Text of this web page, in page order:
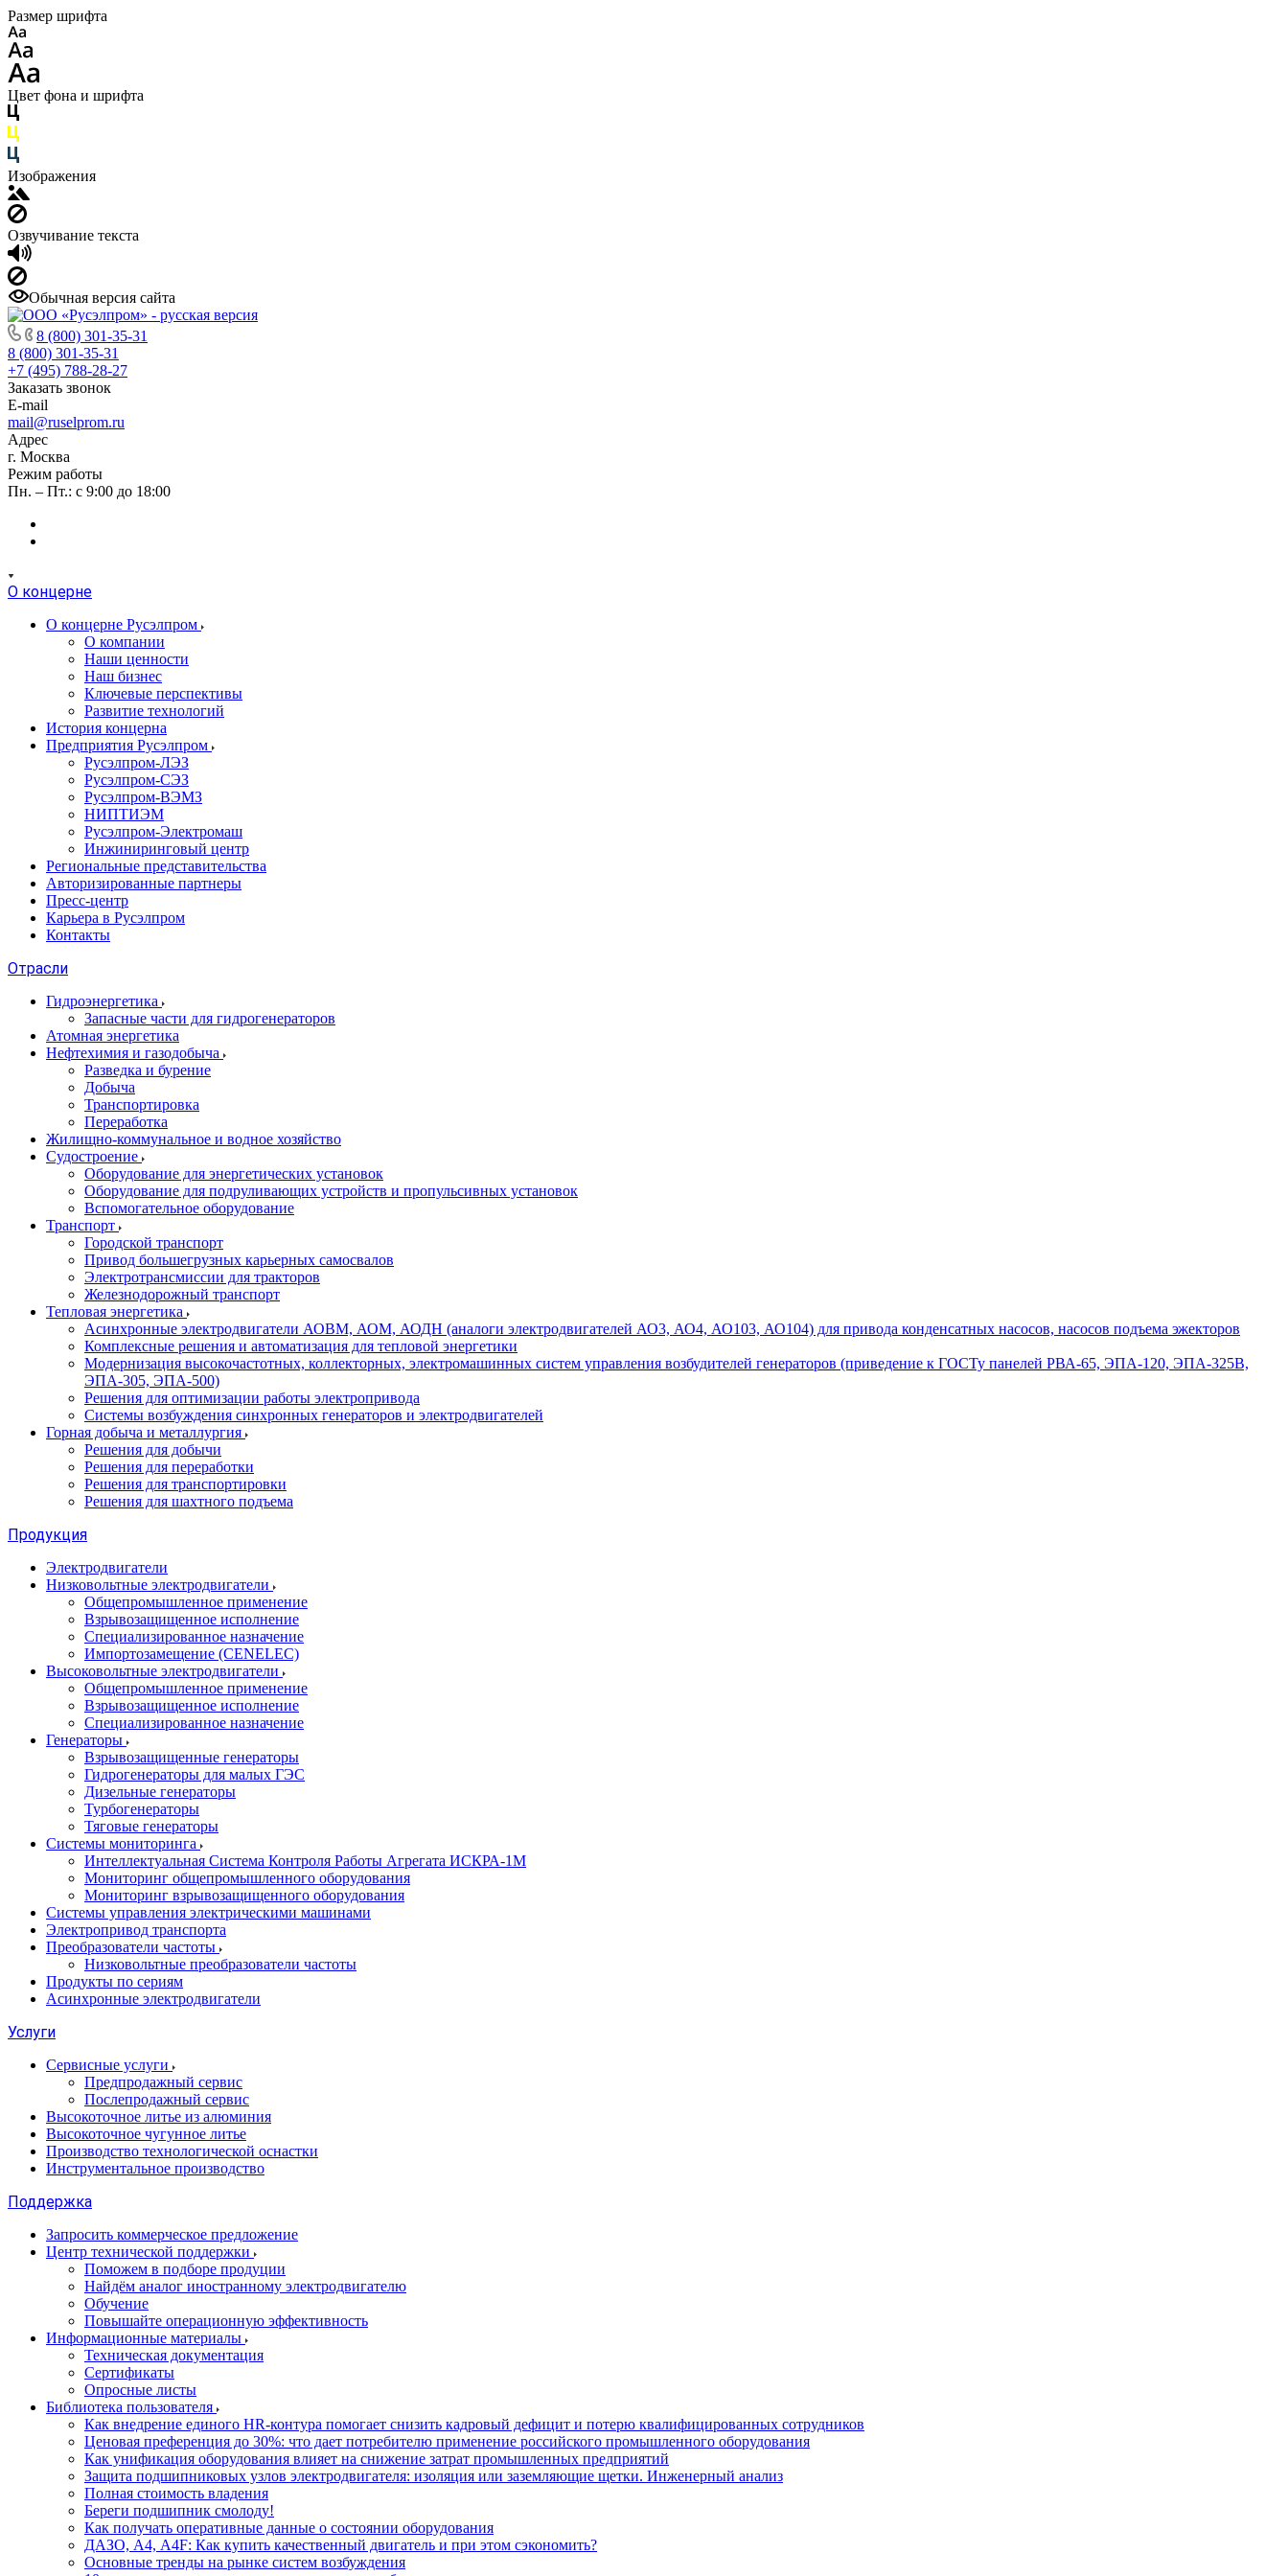
Размер шрифта
Цвет фона и шрифта
Изображения
Озвучивание текста
Обычная версия сайта
8 (800) 301-35-31
8 (800) 301-35-31
+7 (495) 788-28-27
Заказать звонок
E-mail
mail@ruselprom.ru
Адрес
г. Москва
Режим работы
Пн. – Пт.: с 9:00 до 18:00
О концерне
О концерне Русэлпром
О компании
Наши ценности
Наш бизнес
Ключевые перспективы
Развитие технологий
История концерна
Предприятия Русэлпром
Русэлпром-ЛЭЗ
Русэлпром-СЭЗ
Русэлпром-ВЭМЗ
НИПТИЭМ
Русэлпром-Электромаш
Инжиниринговый центр
Региональные представительства
Авторизированные партнеры
Пресс-центр
Карьера в Русэлпром
Контакты
Отрасли
Гидроэнергетика
Запасные части для гидрогенераторов
Атомная энергетика
Нефтехимия и газодобыча
Разведка и бурение
Добыча
Транспортировка
Переработка
Жилищно-коммунальное и водное хозяйство
Судостроение
Оборудование для энергетических установок
Оборудование для подруливающих устройств и пропульсивных установок
Вспомогательное оборудование
Транспорт
Городской транспорт
Привод большегрузных карьерных самосвалов
Электротрансмиссии для тракторов
Железнодорожный транспорт
Тепловая энергетика
Асинхронные электродвигатели АОВМ, АОМ, АОДН (аналоги электродвигателей АО3, АО4, АО103, АО104) для привода конденсатных насосов, насосов подъема эжекторов
Комплексные решения и автоматизация для тепловой энергетики
Модернизация высокочастотных, коллекторных, электромашинных систем управления возбудителей генераторов (приведение к ГОСТу панелей РВА-65, ЭПА-120, ЭПА-325В,
ЭПА-305, ЭПА-500)
Решения для оптимизации работы электропривода
Системы возбуждения синхронных генераторов и электродвигателей
Горная добыча и металлургия
Решения для добычи
Решения для переработки
Решения для транспортировки
Решения для шахтного подъема
Продукция
Электродвигатели
Низковольтные электродвигатели
Общепромышленное применение
Взрывозащищенное исполнение
Специализированное назначение
Импортозамещение (CENELEC)
Высоковольтные электродвигатели
Общепромышленное применение
Взрывозащищенное исполнение
Специализированное назначение
Генераторы
Взрывозащищенные генераторы
Гидрогенераторы для малых ГЭС
Дизельные генераторы
Турбогенераторы
Тяговые генераторы
Системы мониторинга
Интеллектуальная Система Контроля Работы Агрегата ИСКРА-1М
Мониторинг общепромышленного оборудования
Мониторинг взрывозащищенного оборудования
Системы управления электрическими машинами
Электропривод транспорта
Преобразователи частоты
Низковольтные преобразователи частоты
Продукты по сериям
Асинхронные электродвигатели
Услуги
Сервисные услуги
Предпродажный сервис
Послепродажный сервис
Высокоточное литье из алюминия
Высокоточное чугунное литье
Производство технологической оснастки
Инструментальное производство
Поддержка
Запросить коммерческое предложение
Центр технической поддержки
Поможем в подборе продуции
Найдём аналог иностранному электродвигателю
Обучение
Повышайте операционную эффективность
Информационные материалы
Техническая документация
Сертификаты
Опросные листы
Библиотека пользователя
Как внедрение единого HR-контура помогает снизить кадровый дефицит и потерю квалифицированных сотрудников
Ценовая преференция до 30%: что дает потребителю применение российского промышленного оборудования
Как унификация оборудования влияет на снижение затрат промышленных предприятий
Защита подшипниковых узлов электродвигателя: изоляция или заземляющие щетки. Инженерный анализ
Полная стоимость владения
Береги подшипник смолоду!
Как получать оперативные данные о состоянии оборудования
ДАЗО, А4, А4F: Как купить качественный двигатель и при этом сэкономить?
Основные тренды на рынке систем возбуждения